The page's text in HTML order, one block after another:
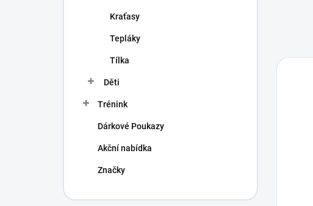
Kraťasy
Tepláky
Tílka
Děti
Trénink
Dárkové Poukazy
Akční nabídka
Značky